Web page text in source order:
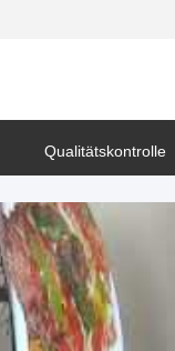
Qualitätskontrolle